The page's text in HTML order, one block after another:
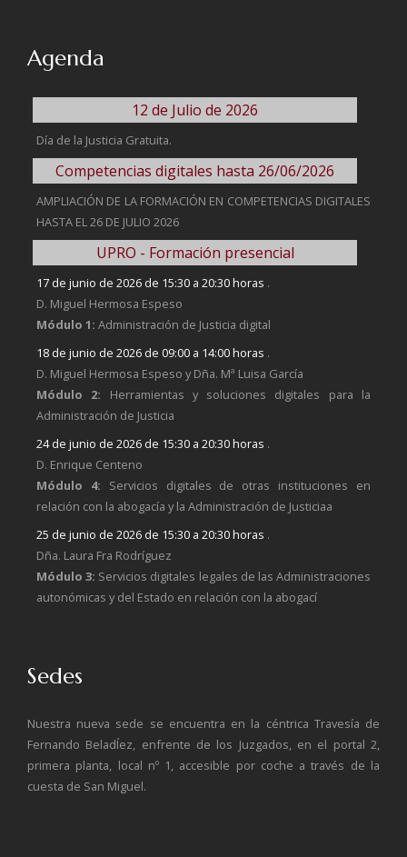
Agenda
12 de Julio de 2026
Día de la Justicia Gratuita.
Competencias digitales hasta 26/06/2026
AMPLIACIÓN DE LA FORMACIÓN EN COMPETENCIAS DIGITALES
HASTA EL 26 DE JULIO 2026
UPRO - Formación presencial
17 de junio de 2026 de 15:30 a 20:30 horas .
D. Miguel Hermosa Espeso
Módulo 1: Administración de Justicia digital
18 de junio de 2026 de 09:00 a 14:00 horas .
D. Miguel Hermosa Espeso y Dña. Mª Luisa García
Módulo 2: Herramientas y soluciones digitales para la
Administración de Justicia
24 de junio de 2026 de 15:30 a 20:30 horas .
D. Enrique Centeno
Módulo 4: Servicios digitales de otras instituciones en
relación con la abogacía y la Administración de Justiciaa
25 de junio de 2026 de 15:30 a 20:30 horas .
Dña. Laura Fra Rodríguez
Módulo 3: Servicios digitales legales de las Administraciones
autonómicas y del Estado en relación con la abogací
Sedes
Nuestra nueva sede se encuentra en la céntrica Travesía de
Fernando BeladÍez, enfrente de los Juzgados, en el portal 2,
primera planta, local nº 1, accesible por coche a través de la
cuesta de San Miguel.